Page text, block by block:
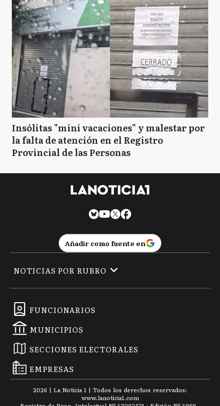
Insólitas "mini vacaciones" y malestar por
la falta de atención en el Registro
Provincial de las Personas
Añadir como fuente en
FUNCIONARIOS
MUNICIPIOS
SECCIONES ELECTORALES
EMPRESAS
NOTICIAS POR RUBRO
2026 | La Noticia 1 | Todos los derechos reservados:
www.lanoticia1.com